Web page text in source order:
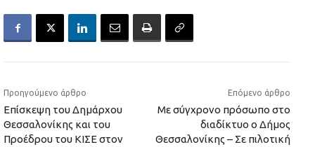
Προηγούμενο άρθρο
Επίσκεψη του Δημάρχου
Θεσσαλονίκης και του
Προέδρου του ΚΙΣΕ στον
Επόμενο άρθρο
Με σύγχρονο πρόσωπο στο
διαδίκτυο ο Δήμος
Θεσσαλονίκης – Σε πιλοτική